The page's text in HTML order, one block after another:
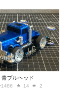
青ブルヘッド
1486 14 2